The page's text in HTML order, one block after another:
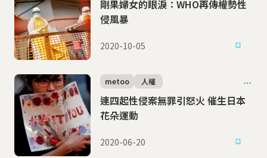
剛果婦女的眼淚：WHO再傳權勢性
侵風暴
2020-10-05
連四起性侵案無罪引怒火 催生日本
花朵運動
metoo 人權
2020-06-20